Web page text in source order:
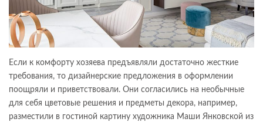
Если к комфорту хозяева предъявляли достаточно жесткие
требования, то дизайнерские предложения в оформлении
поощряли и приветствовали. Они согласились на необычные
для себя цветовые решения и предметы декора, например,
разместили в гостиной картину художника Маши Янковской из